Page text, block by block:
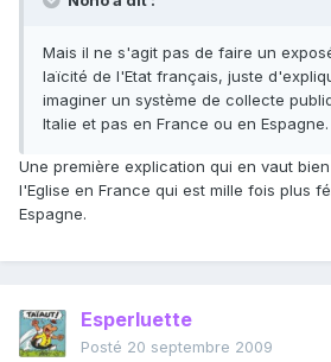
Mais il ne s'agit pas de faire un
laïcité de l'Etat français, juste
imaginer un système de collecte
Italie et pas en France ou en Espagne.
Une première explication qui en vaut
l'Eglise en France qui est mille fois plus
Espagne.
Esperluette
Posté 20 septembre 2009